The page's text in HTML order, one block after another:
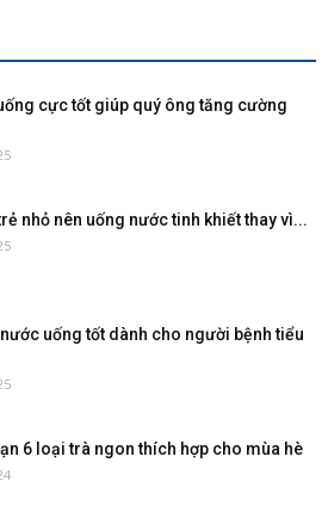
cực tốt giúp quý ông tăng cường
nhỏ nên uống nước tinh khiết thay vì...
uống tốt dành cho người bệnh tiểu
6 loại trà ngon thích hợp cho mùa hè